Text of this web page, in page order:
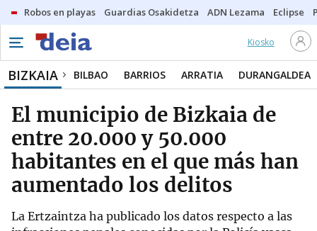
Robos en playas Guardias Osakidetza ADN Lezama Eclipse
Kiosko
BIZKAIA BILBAO BARRIOS ARRATIA DURANGALDEA
El municipio de Bizkaia de
entre 20.000 y 50.000
habitantes en el que más han
aumentado los delitos
La Ertzaintza ha publicado los datos respecto a las